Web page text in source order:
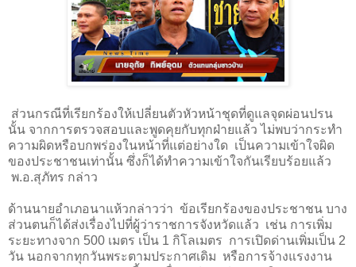
ส่วนกรณีที่เรียกร้องให้เปลี่ยนตัวหัวหน้าชุดที่ดูแลจุดผ่อนปรน
นั้น จากการตรวจสอบและพูดคุยกับทุกฝ่ายแล้ว ไม่พบว่ากระทำ
ความผิดหรือบกพร่องในหน้าที่แต่อย่างใด เป็นความเข้าใจผิด
ของประชาชนเท่านั้น ซึ่งก็ได้ทำความเข้าใจกันเรียบร้อยแล้ว
พ.อ.สุภัทร กล่าว
ด้านนายอำเภอนาแห้วกล่าวว่า ข้อเรียกร้องของประชาชน บาง
ส่วนตนก็ได้ส่งเรื่องไปที่ผู้ว่าราชการจังหวัดแล้ว เช่น การเพิ่ม
ระยะทางจาก 500 เมตร เป็น 1 กิโลเมตร การเปิดด่านเพิ่มเป็น 2
วัน นอกจากทุกวันพระตามประกาศเดิม หรือการจ้างแรงงาน